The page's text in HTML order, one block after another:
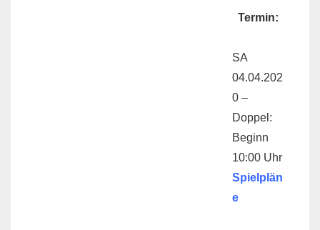
Termin:
SA
04.04.202
0 –
Doppel:
Beginn
10:00 Uhr
Spielplän
e